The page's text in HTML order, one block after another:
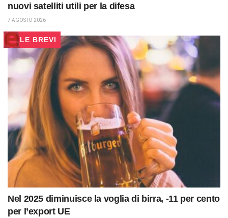
nuovi satelliti utili per la difesa
7 AGOSTO 2026
LE BREVI
Nel 2025 diminuisce la voglia di birra, -11 per cento
per l’export UE